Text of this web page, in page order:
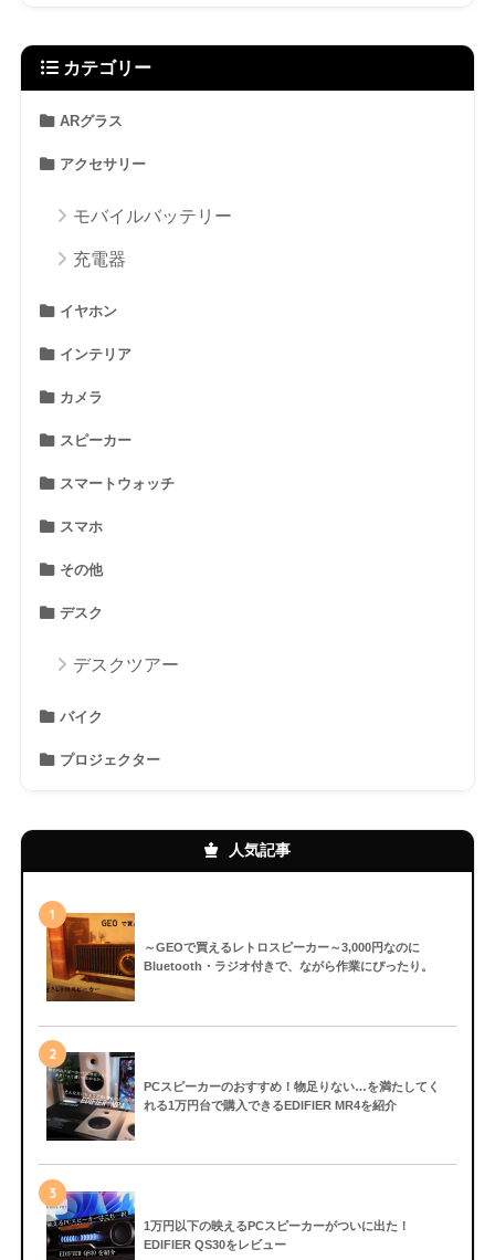
カテゴリー
ARグラス
アクセサリー
モバイルバッテリー
充電器
イヤホン
インテリア
カメラ
スピーカー
スマートウォッチ
スマホ
その他
デスク
デスクツアー
バイク
プロジェクター
人気記事
1
～GEOで買えるレトロスピーカー～3,000円なのに
Bluetooth・ラジオ付きで、ながら作業にぴったり。
2
PCスピーカーのおすすめ！物足りない…を満たしてく
れる1万円台で購入できるEDIFIER MR4を紹介
3
1万円以下の映えるPCスピーカーがついに出た！
EDIFIER QS30をレビュー